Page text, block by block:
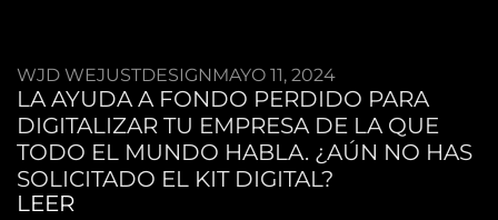
WJD WEJUSTDESIGNMAYO 11, 2024
LA AYUDA A FONDO PERDIDO PARA
DIGITALIZAR TU EMPRESA DE LA QUE
TODO EL MUNDO HABLA. ¿AÚN NO HAS
SOLICITADO EL KIT DIGITAL?
LEER